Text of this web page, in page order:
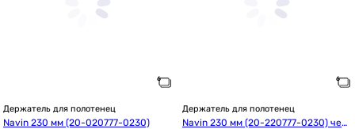
Держатель для полотенец
Navin 230 мм (20-020777-0230)
Держатель для полотенец
Navin 230 мм (20-220777-0230) чер